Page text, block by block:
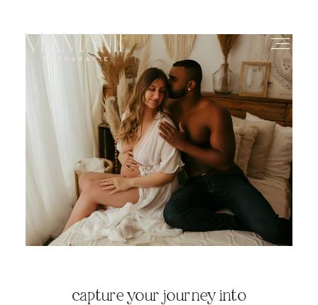
capture your journey into
HOME
ÜBER MICH
PORTFOLIO